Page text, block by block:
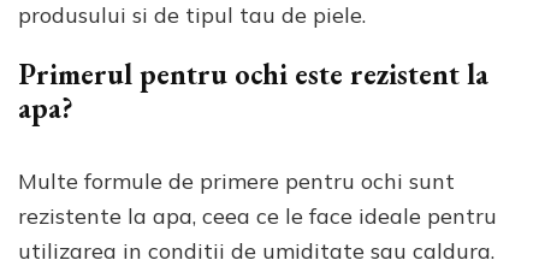
produsului si de tipul tau de piele.
Primerul pentru ochi este rezistent la
apa?
Multe formule de primere pentru ochi sunt
rezistente la apa, ceea ce le face ideale pentru
utilizarea in conditii de umiditate sau caldura.